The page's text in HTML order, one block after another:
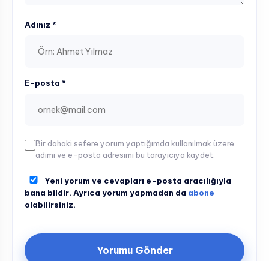
Adınız *
E-posta *
Bir dahaki sefere yorum yaptığımda kullanılmak üzere
adımı ve e-posta adresimi bu tarayıcıya kaydet.
Yeni yorum ve cevapları e-posta aracılığıyla
bana bildir. Ayrıca yorum yapmadan da abone
olabilirsiniz.